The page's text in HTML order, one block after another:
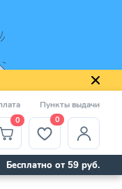
Пункты выдачи
0 0
Бесплатно от 59 руб.